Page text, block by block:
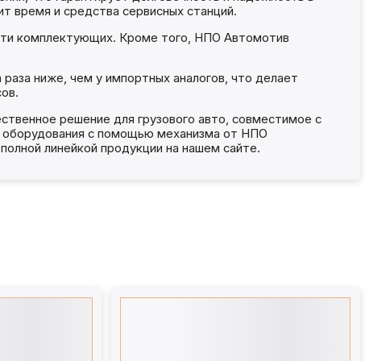
время и средства сервисных станций.
комплектующих. Кроме того, НПО Автомотив
ниже, чем у импортных аналогов, что делает
решение для грузового авто, совместимое с
оборудования с помощью механизма от НПО
линейкой продукции на нашем сайте.